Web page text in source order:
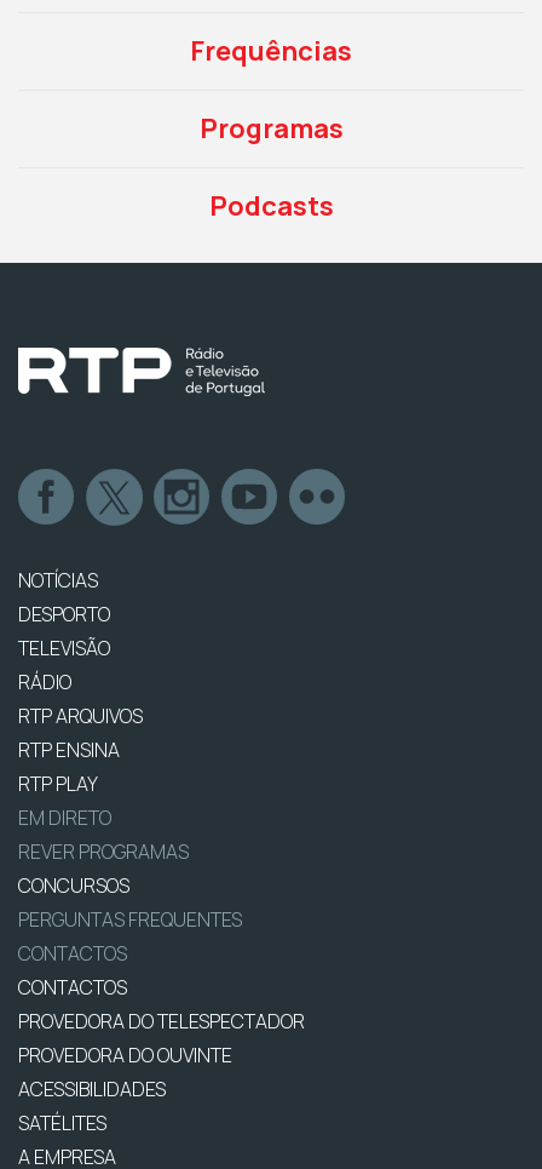
Frequências
Programas
Podcasts
NOTÍCIAS
DESPORTO
TELEVISÃO
RÁDIO
RTP ARQUIVOS
RTP ENSINA
RTP PLAY
EM DIRETO
REVER PROGRAMAS
CONCURSOS
PERGUNTAS FREQUENTES
CONTACTOS
CONTACTOS
PROVEDORA DO TELESPECTADOR
PROVEDORA DO OUVINTE
ACESSIBILIDADES
SATÉLITES
A EMPRESA